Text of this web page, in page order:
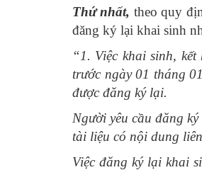
Thứ nhất, theo quy
đăng ký lại khai sinh
“1. Việc khai sinh,
trước ngày 01 tháng
được đăng ký lại.
Người yêu cầu đăng
tài liệu có nội dung
Việc đăng ký lại khai